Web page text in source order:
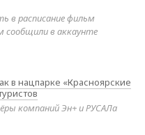
в расписание фильм
сообщили в аккаунте
в нацпарке «Красноярские
компаний Эн+ и РУСАЛа